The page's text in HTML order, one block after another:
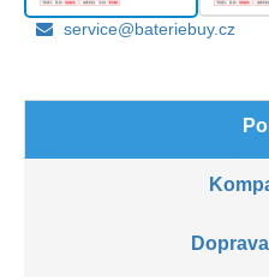
service@bateriebuy.cz